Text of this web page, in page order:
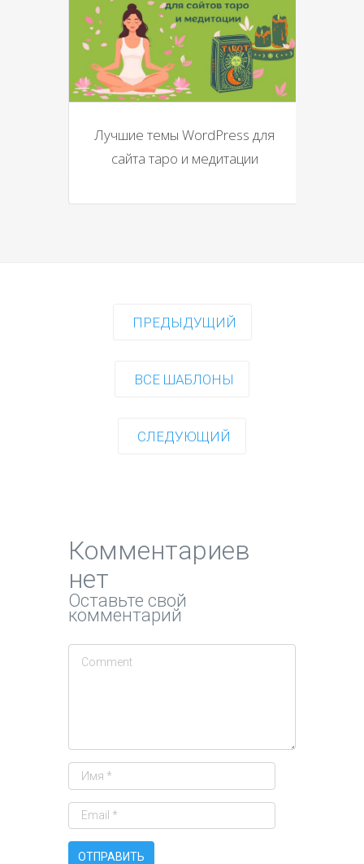
Лучшие темы WordPress для
сайта таро и медитации
ПРЕДЫДУЩИЙ
ВСЕ ШАБЛОНЫ
СЛЕДУЮЩИЙ
Комментариев
нет
Оставьте свой
комментарий